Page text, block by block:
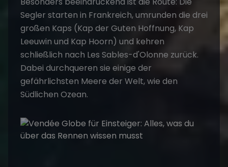
Segler starten in Frankreich, umrunden die drei
großen Kaps (Kap der Guten Hoffnung, Kap
Leeuwin und Kap Hoorn) und kehren
schließlich nach Les Sables-d'Olonne zurück.
Dabei durchqueren sie einige der
gefährlichsten Meere der Welt, wie den
Südlichen Ozean.